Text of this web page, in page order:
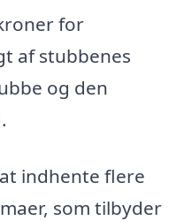
for
af stubbenes
og den
indhente flere
som tilbyder